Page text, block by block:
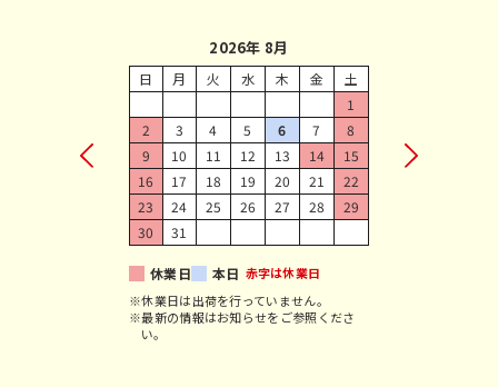
2026年 8月
日 月 火 水 木 金
土
1
2
3 4 5 6 7
8
9
10 11 12 13 14
15
16
17 18 19 20 21
22
23
24 25 26 27 28
29
30
31
休業日 本日 赤字は休業日
※休業日は出荷を行っていません。
※最新の情報はお知らせをご参照くださ
い。